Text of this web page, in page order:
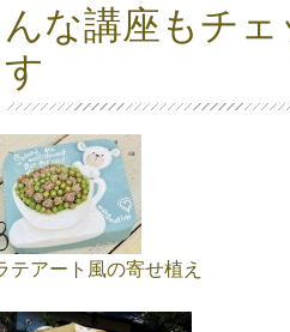
んな講座もチ
す
テアート風の寄せ植え